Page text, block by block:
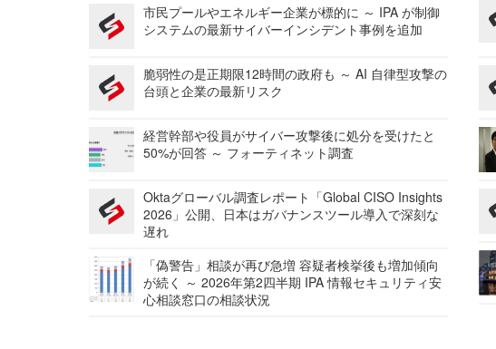
市民プールやエネルギー企業が標的に ～ IPA が制御
システムの最新サイバーインシデント事例を追加
脆弱性の是正期限12時間の政府も ～ AI 自律型攻撃の
台頭と企業の最新リスク
経営幹部や役員がサイバー攻撃後に処分を受けたと
50%が回答 ～ フォーティネット調査
Oktaグローバル調査レポート「Global CISO Insights
2026」公開、日本はガバナンスツール導入で深刻な
遅れ
「偽警告」相談が再び急増 容疑者検挙後も増加傾向
が続く ～ 2026年第2四半期 IPA 情報セキュリティ安
心相談窓口の相談状況